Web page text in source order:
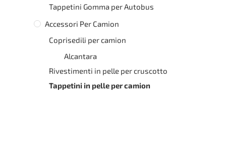
Tappetini Gomma per Autobus
Accessori Per Camion
Coprisedili per camion
Alcantara
Rivestimenti in pelle per cruscotto
Tappetini in pelle per camion